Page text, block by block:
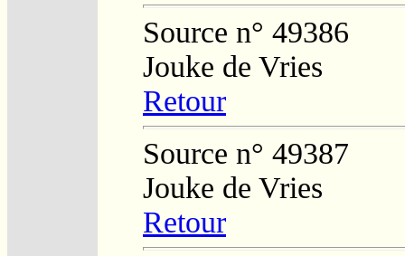
Source n° 49386
Jouke de Vries
Retour
Source n° 49387
Jouke de Vries
Retour